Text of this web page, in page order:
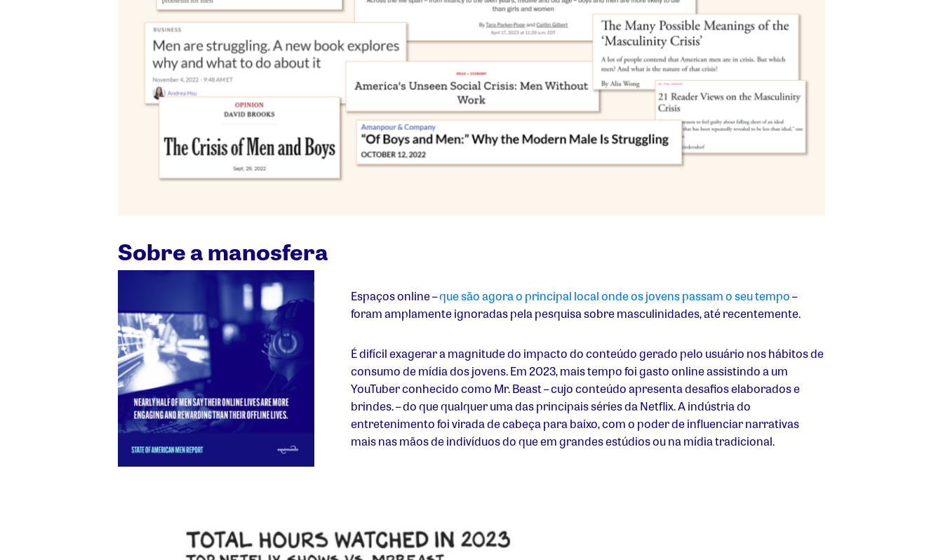
Sobre a manosfera
Espaços online –que são agora o principal local onde os jovens passam o seu tempo–
foram amplamente ignoradas pela pesquisa sobre masculinidades, até recentemente.
É difícil exagerar a magnitude do impacto do conteúdo gerado pelo usuário nos hábitos de
consumo de mídia dos jovens. Em 2023, mais tempo foi gasto online assistindo a um
YouTuber conhecido como Mr. Beast – cujo conteúdo apresenta desafios elaborados e
brindes.– do que qualquer uma das principais séries da Netflix. A indústria do
entretenimento foi virada de cabeça para baixo, com o poder de influenciar narrativas
mais nas mãos de indivíduos do que em grandes estúdios ou na mídia tradicional.